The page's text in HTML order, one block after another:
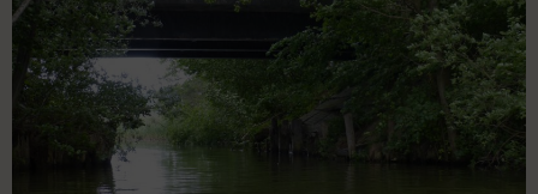
Kontakt
Impressum
Datenschutz